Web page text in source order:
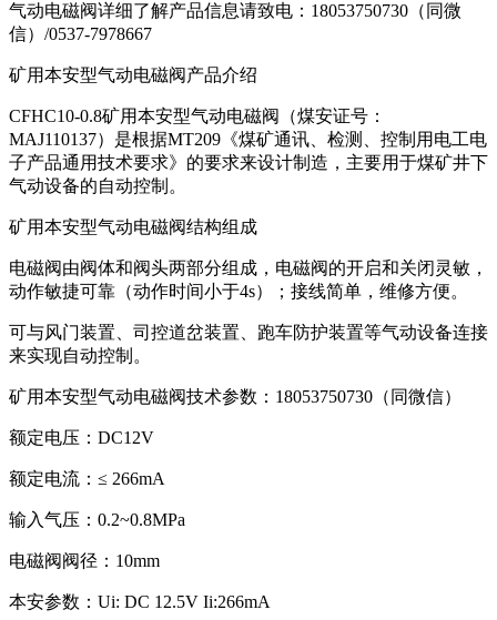
气动电磁阀详细了解产品信息请致电：18053750730（同微
信）/0537-7978667
矿用本安型气动电磁阀产品介绍
CFHC10-0.8矿用本安型气动电磁阀（煤安证号：
MAJ110137）是根据MT209《煤矿通讯、检测、控制用电工电
子产品通用技术要求》的要求来设计制造，主要用于煤矿井下
气动设备的自动控制。
矿用本安型气动电磁阀结构组成
电磁阀由阀体和阀头两部分组成，电磁阀的开启和关闭灵敏，
动作敏捷可靠（动作时间小于4s）；接线简单，维修方便。
可与风门装置、司控道岔装置、跑车防护装置等气动设备连接
来实现自动控制。
矿用本安型气动电磁阀技术参数：18053750730（同微信）
额定电压：DC12V
额定电流：≤ 266mA
输入气压：0.2~0.8MPa
电磁阀阀径：10mm
本安参数：Ui: DC 12.5V Ii:266mA